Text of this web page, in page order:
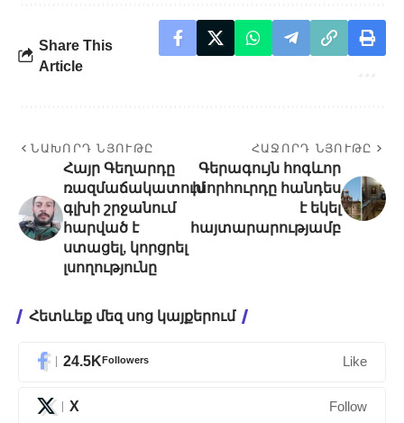
Share This
Article
ՆԱԽՈՐԴ ՆՅՈՒԹԸ
Հայր Գեղարդը
ռազմաճակատում
գլխի շրջանում
հարված է
ստացել, կորցրել
լսողությունը
ՀԱՋՈՐԴ ՆՅՈՒԹԸ
Գերագույն հոգևոր
խորհուրդը հանդես
է եկել
հայտարարությամբ
Հետևեք մեզ սոց կայքերում
24.5KFollowers Like
X Follow